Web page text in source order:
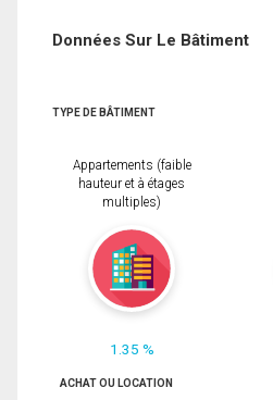
Données Sur Le Bâtiment
TYPE DE BÂTIMENT
Appartements (faible
hauteur et à étages
multiples)
1.35 %
ACHAT OU LOCATION